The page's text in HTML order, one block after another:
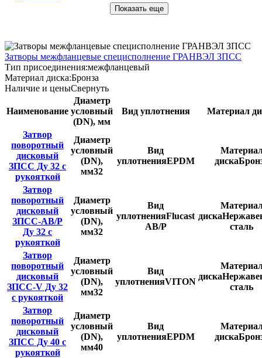
Показать еще
Затворы межфланцевые специсполнение ГРАНВЭЛ ЗПСС
Тип присоединения:межфланцевый
Материал диска:Бронза
Наличие и ценыСвернуть
Наименование
Диаметр
условный
(DN), мм
Вид уплотнения Материал
Затвор
поворотный
дисковый
ЗПСС Ду 32 с
рукояткой
Диаметр
условный
(DN),
мм32
Вид
уплотненияEPDM
диска
Затвор
поворотный
дисковый
ЗПСС-AB/P
Ду 32 с
рукояткой
Диаметр
условный
(DN),
мм32
Вид
уплотненияFlucast
AB/P
диска
сталь
Затвор
поворотный
дисковый
ЗПСС-V Ду 32
с рукояткой
Диаметр
условный
(DN),
мм32
Вид
уплотненияVITON
диска
сталь
Затвор
поворотный
дисковый
ЗПСС Ду 40 с
рукояткой
Диаметр
условный
(DN),
мм40
Вид
уплотненияEPDM
диска